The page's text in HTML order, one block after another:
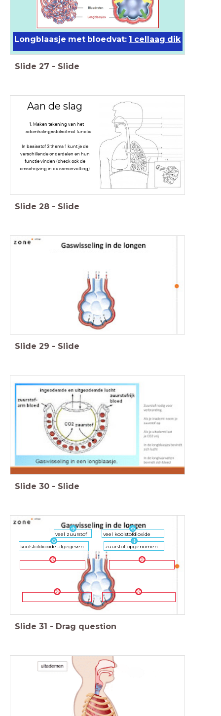
Longblaasje met bloedvat 1 cellaag dik!
Longblaasje met bloedvat: 1 cellaag dik
Slide 27 - Slide
Aan de slag
Maken tekening van het
ademhalingsstelsel met functie
In basisstof 3 thema 1 kunt je de
verschillende onderdelen en hun
functie vinden (check ook de
omschrijving in de samenvatting)
Slide 28 - Slide
Slide 29 - Slide
Slide 30 - Slide
veel koolstofdioxide
veel zuurstof
koolstofdioxide afgegeven zuurstof opgenomen
Slide 31 - Drag question